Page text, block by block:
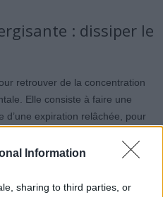
Information
sharing to third parties, or
: dissiper le
retrouver de la concentration
Elle consiste à faire une
d’une expiration relâchée, pour